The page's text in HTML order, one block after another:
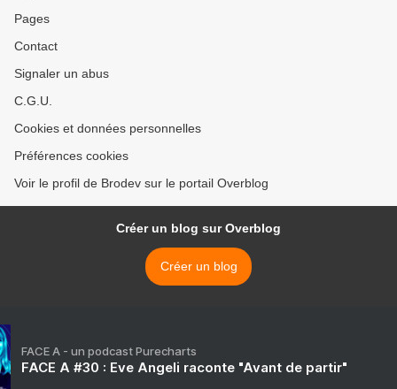
Pages
Contact
Signaler un abus
C.G.U.
Cookies et données personnelles
Préférences cookies
Voir le profil de Brodev sur le portail Overblog
Créer un blog sur Overblog
Créer un blog
FACE A - un podcast Purecharts
FACE A #30 : Eve Angeli raconte "Avant de partir"